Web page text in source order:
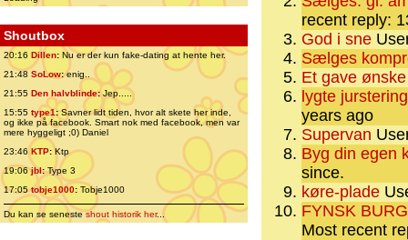
Shoutbox
20:16 Dillen: Nu er der kun fake-dating at hente her.
21:48 SoLow:enig..
21:55 Den halvblinde:Jep.....
15:55 type1:Savner lidt tiden, hvor alt skete her inde,
og ikke på facebook. Smart nok med facebook, men var
mere hyggeligt ;0) Daniel
23:46 KTP:Ktp
19:06jbl:Type 3
17:05tobje1000: Tobje1000
Du kan se senesteshout historik her...
recent reply:
God i sne
Sælges
Et gave ønske
lygte
years ago
Supervan
Byg din egen
since.
køre-plade
FYNSK
Most recent